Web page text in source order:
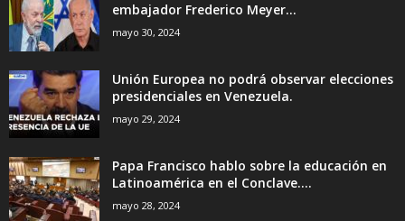
embajador Frederico Meyer...
mayo 30, 2024
Unión Europea no podrá observar elecciones
presidenciales en Venezuela.
mayo 29, 2024
Papa Francisco hablo sobre la educación en
Latinoamérica en el Conclave....
mayo 28, 2024